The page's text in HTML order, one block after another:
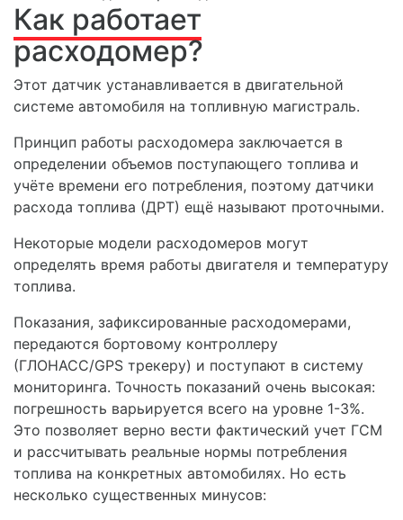
Как работает
расходомер?
Этот датчик устанавливается в двигательной
системе автомобиля на топливную магистраль.
Принцип работы расходомера заключается в
определении объемов поступающего топлива и
учёте времени его потребления, поэтому датчики
расхода топлива (ДРТ) ещё называют проточными.
Некоторые модели расходомеров могут
определять время работы двигателя и температуру
топлива.
Показания, зафиксированные расходомерами,
передаются бортовому контроллеру
(ГЛОНАСС/GPS трекеру) и поступают в систему
мониторинга. Точность показаний очень высокая:
погрешность варьируется всего на уровне 1-3%.
Это позволяет верно вести фактический учет ГСМ
и рассчитывать реальные нормы потребления
топлива на конкретных автомобилях. Но есть
несколько существенных минусов: